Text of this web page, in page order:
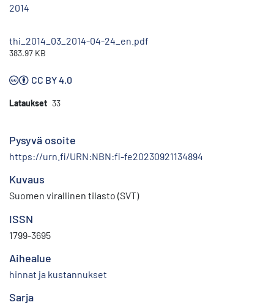
2014
thi_2014_03_2014-04-24_en.pdf
383.97 KB
CC BY 4.0
Lataukset 33
Pysyvä osoite
https://urn.fi/URN:NBN:fi-fe20230921134894
Kuvaus
Suomen virallinen tilasto (SVT)
ISSN
1799-3695
Aihealue
hinnat ja kustannukset
Sarja